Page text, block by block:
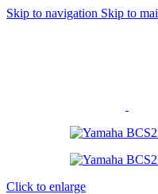
Skip to navigation Skip to
Click to enlarge